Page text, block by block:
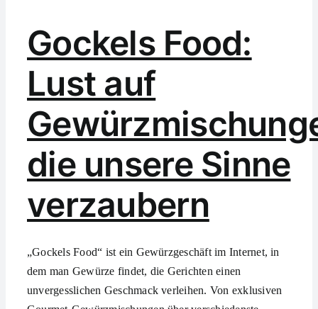
Gockels Food:
Lust auf
die unsere Sinne
verzaubern
„Gockels Food“ ist ein Gewürzgeschäft im Internet, in
dem man Gewürze findet, die Gerichten einen
unvergesslichen Geschmack verleihen. Von exklusiven